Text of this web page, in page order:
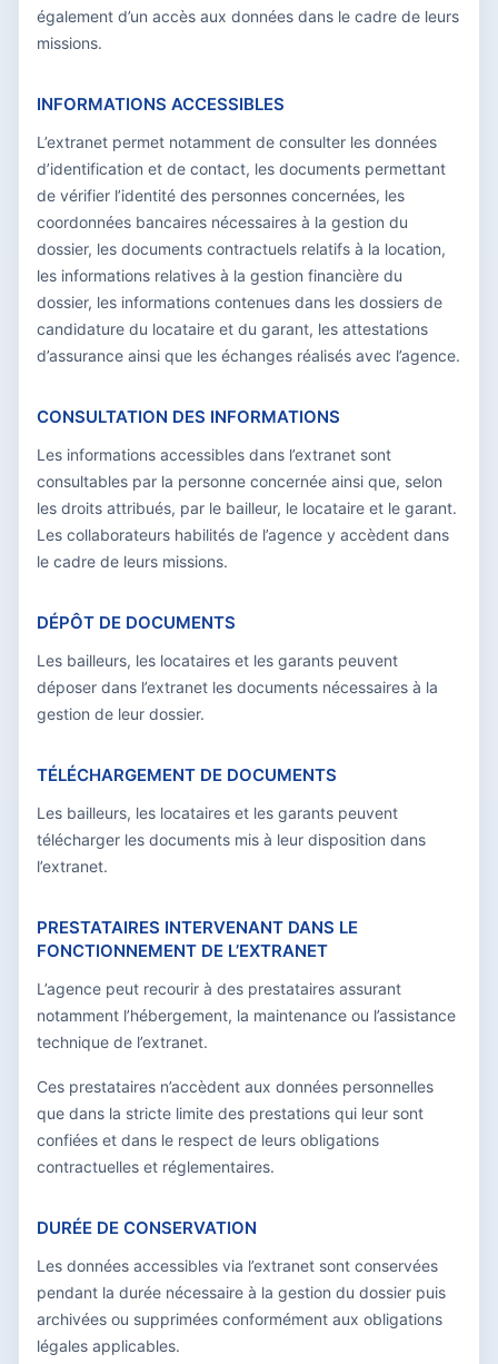
également d’un accès aux données dans le cadre de leurs
missions.
INFORMATIONS ACCESSIBLES
L’extranet permet notamment de consulter les données
d’identification et de contact, les documents permettant
de vérifier l’identité des personnes concernées, les
coordonnées bancaires nécessaires à la gestion du
dossier, les documents contractuels relatifs à la location,
les informations relatives à la gestion financière du
dossier, les informations contenues dans les dossiers de
candidature du locataire et du garant, les attestations
d’assurance ainsi que les échanges réalisés avec l’agence.
CONSULTATION DES INFORMATIONS
Les informations accessibles dans l’extranet sont
consultables par la personne concernée ainsi que, selon
les droits attribués, par le bailleur, le locataire et le garant.
Les collaborateurs habilités de l’agence y accèdent dans
le cadre de leurs missions.
DÉPÔT DE DOCUMENTS
Les bailleurs, les locataires et les garants peuvent
déposer dans l’extranet les documents nécessaires à la
gestion de leur dossier.
TÉLÉCHARGEMENT DE DOCUMENTS
Les bailleurs, les locataires et les garants peuvent
télécharger les documents mis à leur disposition dans
l’extranet.
PRESTATAIRES INTERVENANT DANS LE
FONCTIONNEMENT DE L’EXTRANET
L’agence peut recourir à des prestataires assurant
notamment l’hébergement, la maintenance ou l’assistance
technique de l’extranet.
Ces prestataires n’accèdent aux données personnelles
que dans la stricte limite des prestations qui leur sont
confiées et dans le respect de leurs obligations
contractuelles et réglementaires.
DURÉE DE CONSERVATION
Les données accessibles via l’extranet sont conservées
pendant la durée nécessaire à la gestion du dossier puis
archivées ou supprimées conformément aux obligations
légales applicables.